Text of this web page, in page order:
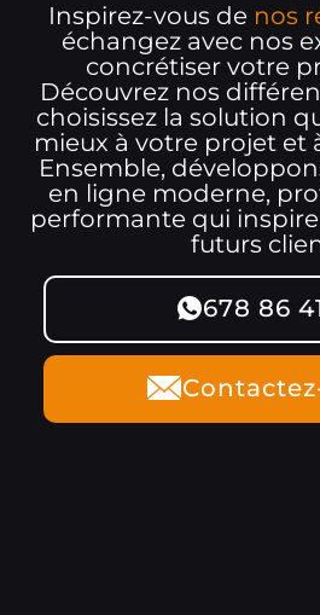
Inspirez-vous de nos
échangez avec nos
concrétiser votre
Découvrez nos
choisissez la solution
mieux à votre projet et
Ensemble,
en ligne moderne,
performante qui
futurs
678 86